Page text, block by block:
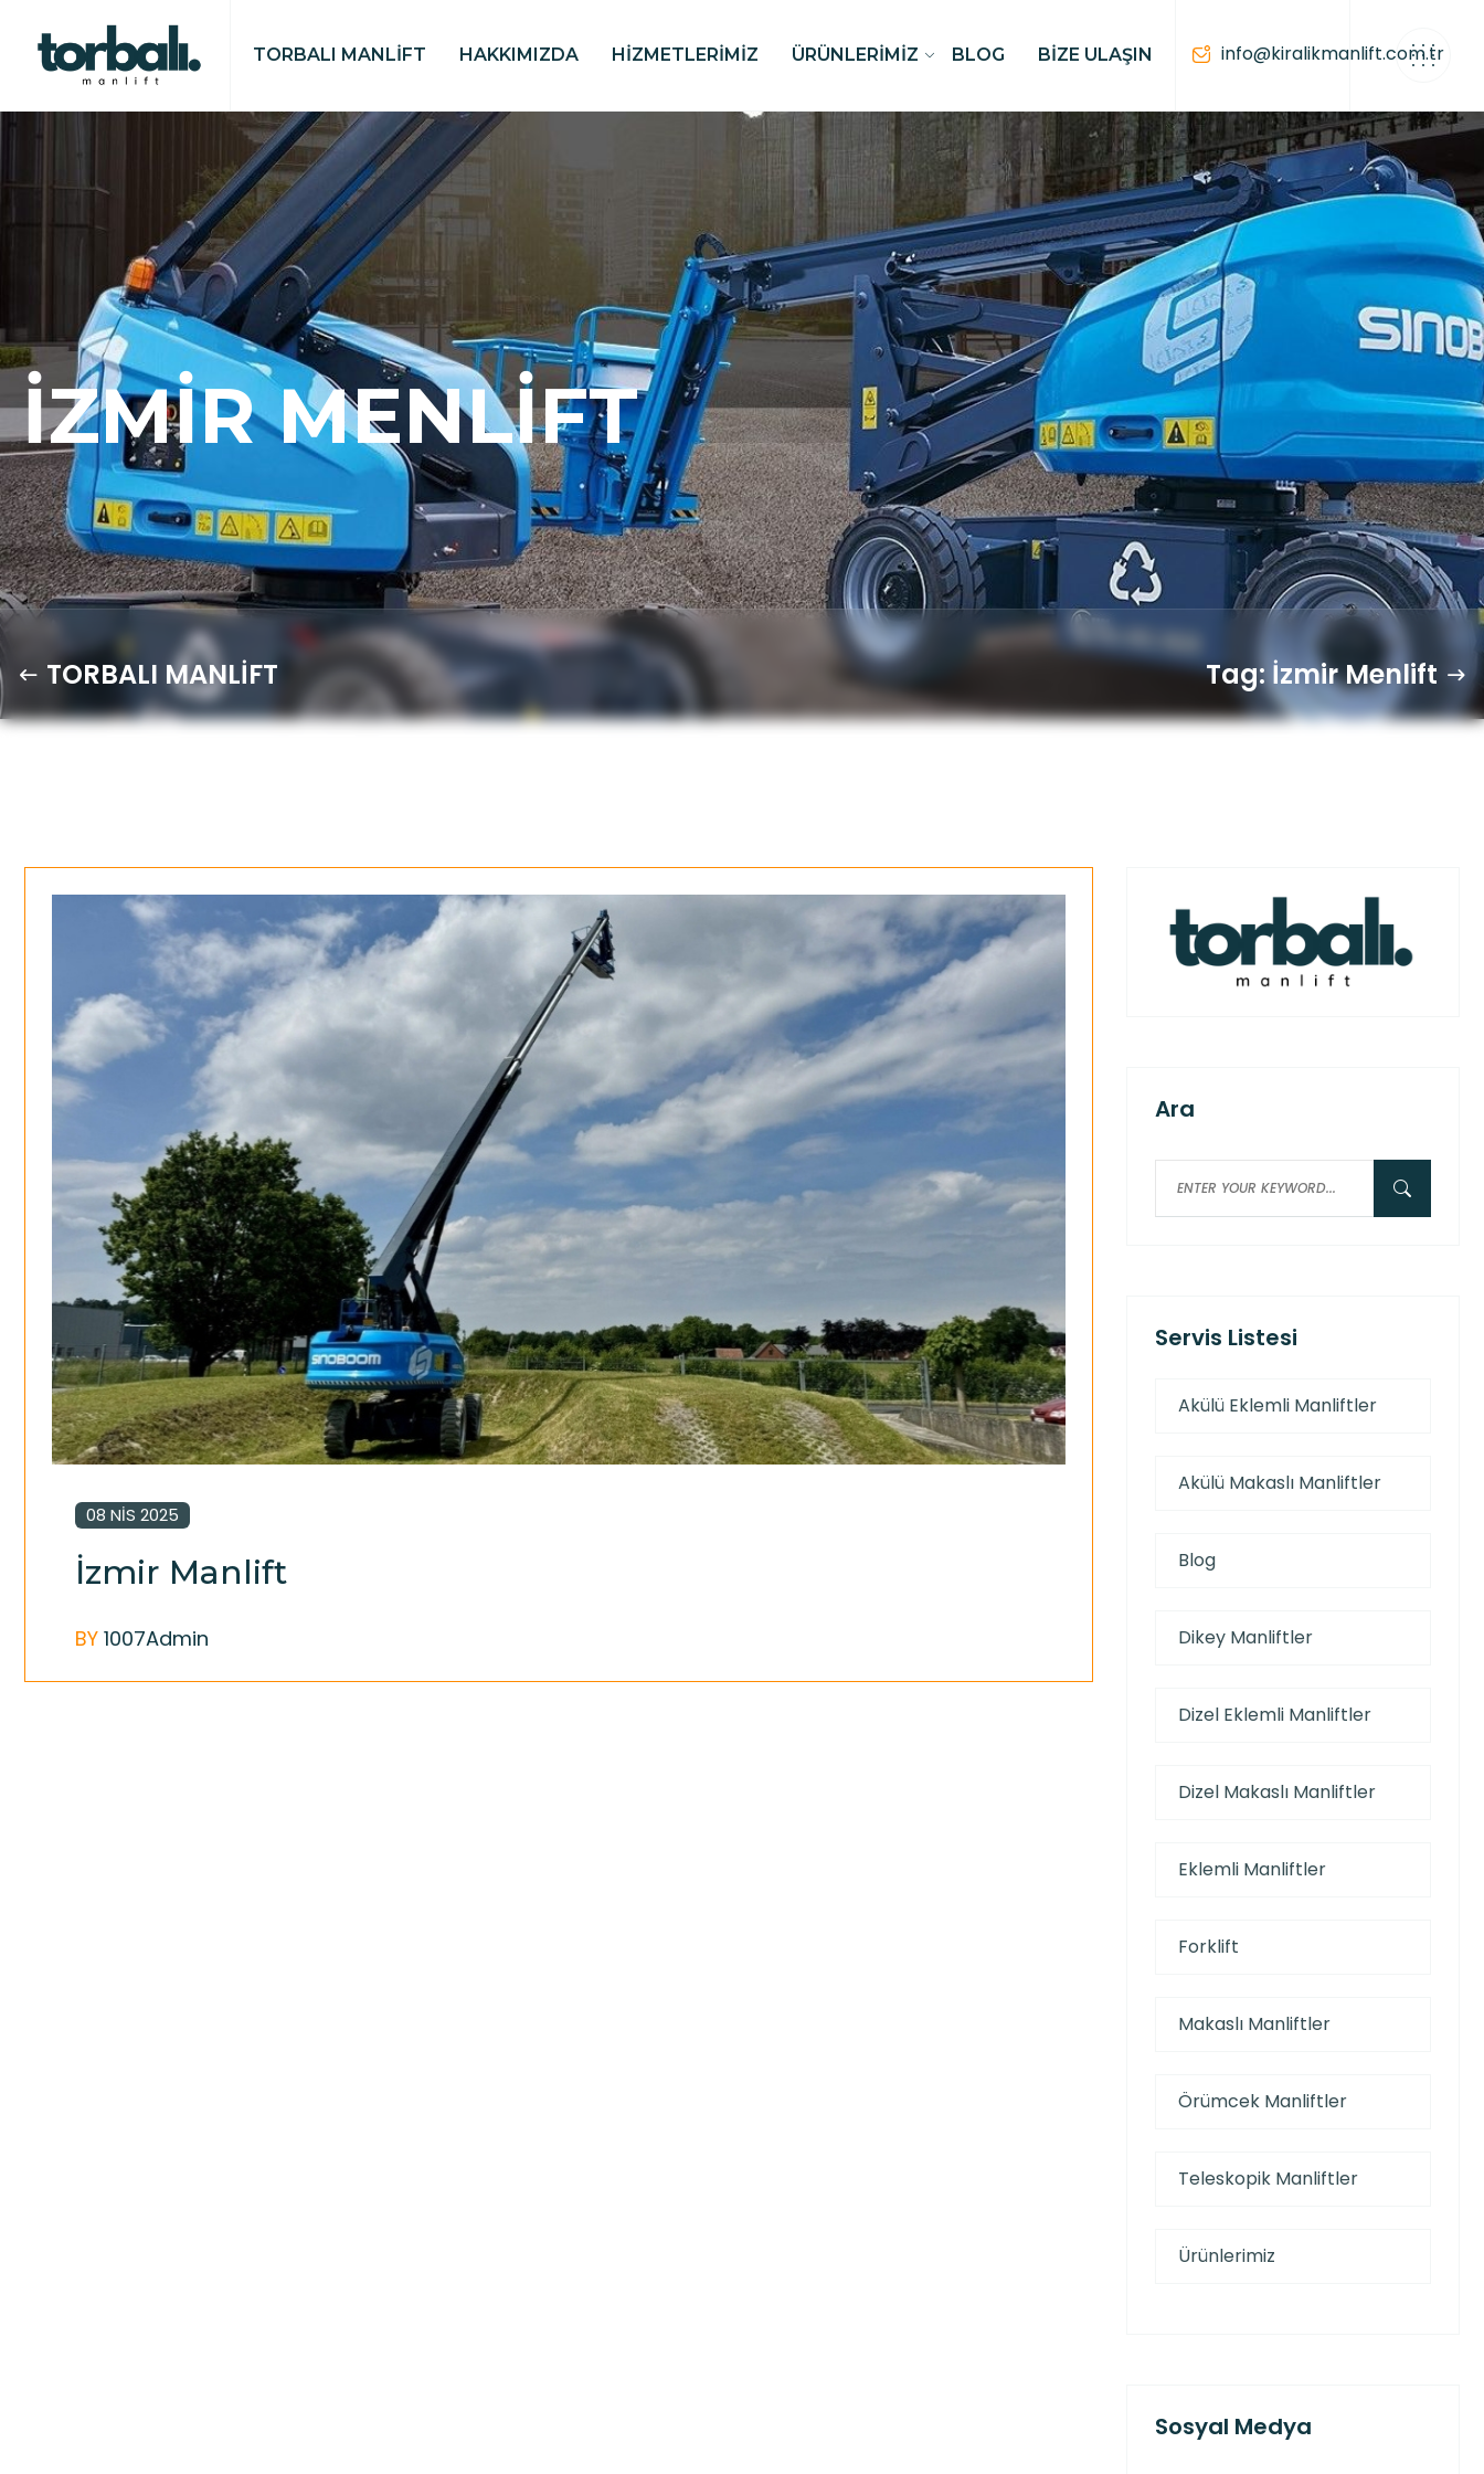
TORBALI MANLİFT HAKKIMIZDA HIZMETLERIMIZ ÜRÜNLERIMIZ BLOG BIZE ULAŞIN info@kiralikmanlift.com.tr
İZMIR MENLIFT
TORBALI MANLİFT Tag: İzmir Menlift
08 NIS 2025
İzmir Manlift
BY 1007Admin
Ara
Servis Listesi
Akülü Eklemli Manliftler
Akülü Makaslı Manliftler
Blog
Dikey Manliftler
Dizel Eklemli Manliftler
Dizel Makaslı Manliftler
Eklemli Manliftler
Forklift
Makaslı Manliftler
Örümcek Manliftler
Teleskopik Manliftler
Ürünlerimiz
Sosyal Medya